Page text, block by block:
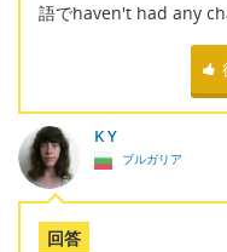
語でhaven't had any
K Y
ブルガリア
回答